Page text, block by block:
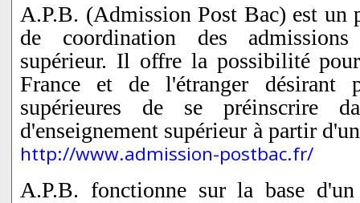
A.P.B. (Admission Post Bac) est un
de coordination des admissions
supérieur. Il offre la possibilité
France et de l'étranger désirant
supérieures de se préinscrire
d'enseignement supérieur à partir
http://www.admission-postbac.fr/
A.P.B. fonctionne sur la base